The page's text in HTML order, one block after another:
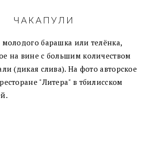
ЧАКАПУЛИ
барашка или телёнка,
на вине с большим количеством
(дикая слива). На фото авторское
"Литера" в тбилисском